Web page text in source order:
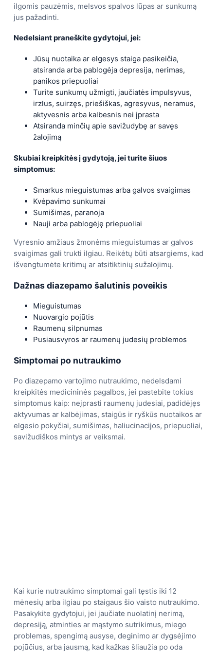
ilgomis pauzėmis, melsvos spalvos lūpas ar sunkumą
jus pažadinti.
Nedelsiant praneškite gydytojui, jei:
Jūsų nuotaika ar elgesys staiga pasikeičia,
atsiranda arba pablogėja depresija, nerimas,
panikos priepuoliai
Turite sunkumų užmigti, jaučiatės impulsyvus,
irzlus, suirzęs, priešiškas, agresyvus, neramus,
aktyvesnis arba kalbesnis nei įprasta
Atsiranda minčių apie savižudybę ar savęs
žalojimą
Skubiai kreipkitės į gydytoją, jei turite šiuos
simptomus:
Smarkus mieguistumas arba galvos svaigimas
Kvėpavimo sunkumai
Sumišimas, paranoja
Nauji arba pablogėję priepuoliai
Vyresnio amžiaus žmonėms mieguistumas ar galvos
svaigimas gali trukti ilgiau. Reikėtų būti atsargiems, kad
išvengtumėte kritimų ar atsitiktinių sužalojimų.
Dažnas diazepamo šalutinis poveikis
Mieguistumas
Nuovargio pojūtis
Raumenų silpnumas
Pusiausvyros ar raumenų judesių problemos
Simptomai po nutraukimo
Po diazepamo vartojimo nutraukimo, nedelsdami
kreipkitės medicininės pagalbos, jei pastebite tokius
simptomus kaip: neįprasti raumenų judesiai, padidėjęs
aktyvumas ar kalbėjimas, staigūs ir ryškūs nuotaikos ar
elgesio pokyčiai, sumišimas, haliucinacijos, priepuoliai,
savižudiškos mintys ar veiksmai.
Kai kurie nutraukimo simptomai gali tęstis iki 12
mėnesių arba ilgiau po staigaus šio vaisto nutraukimo.
Pasakykite gydytojui, jei jaučiate nuolatinį nerimą,
depresiją, atminties ar mąstymo sutrikimus, miego
problemas, spengimą ausyse, deginimo ar dygsėjimo
pojūčius, arba jausmą, kad kažkas šliaužia po oda